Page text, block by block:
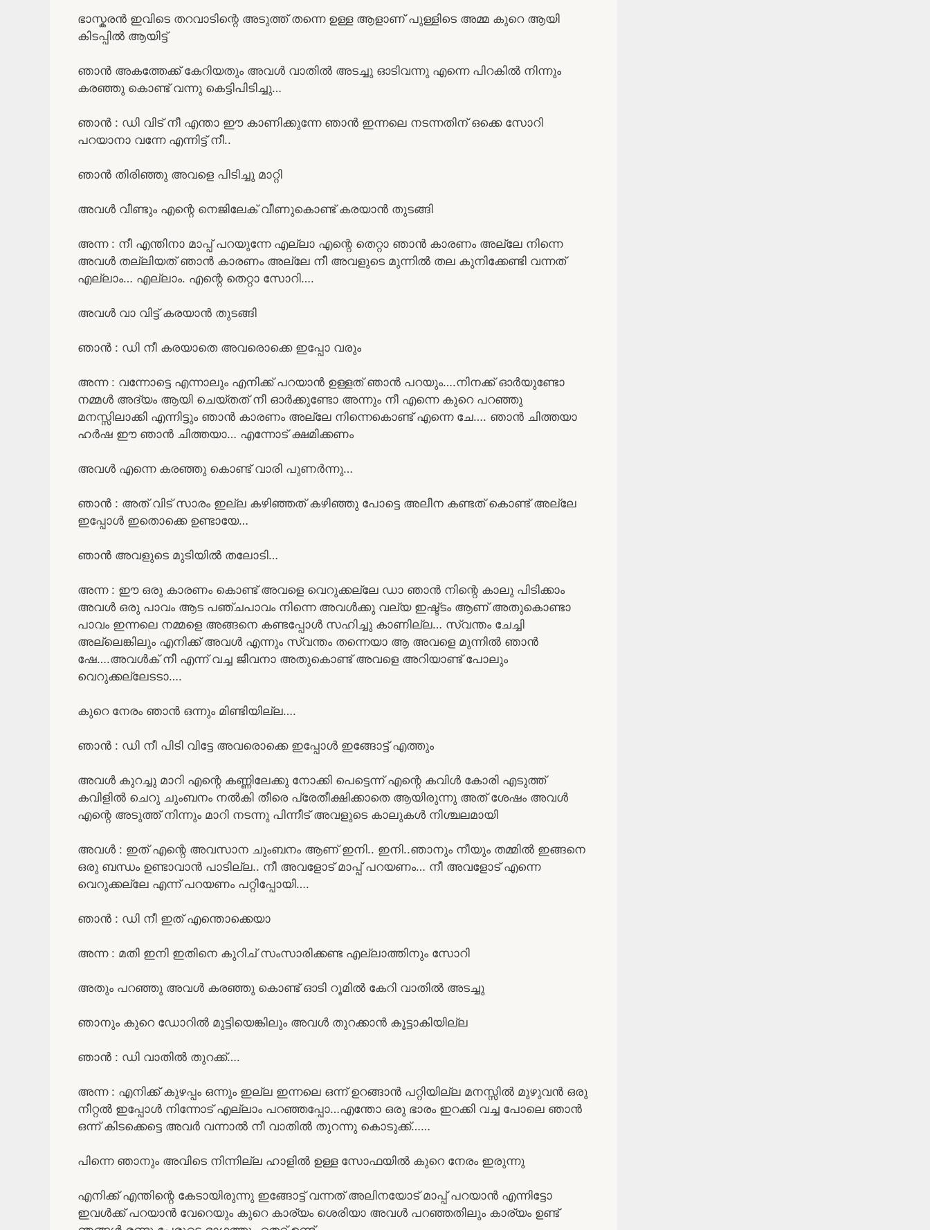
ഭാസ്കരൻ ഇവിടെ തറവാടിന്റെ അടുത്ത് തന്നെ ഉള്ള ആളാണ് പുള്ളിടെ അമ്മ കുറെ ആയി
കിടപ്പിൽ ആയിട്ട്
ഞാൻ അകത്തേക്ക് കേറിയതും അവൾ വാതിൽ അടച്ചു ഓടിവന്നു എന്നെ പിറകിൽ നിന്നും
കരഞ്ഞു കൊണ്ട് വന്നു കെട്ടിപിടിച്ചു…
ഞാൻ : ഡി വിട് നീ എന്താ ഈ കാണിക്കുന്നേ ഞാൻ ഇന്നലെ നടന്നതിന് ഒക്കെ സോറി
പറയാനാ വന്നേ എന്നിട്ട് നീ..
ഞാൻ തിരിഞ്ഞു അവളെ പിടിച്ചു മാറ്റി
അവൾ വീണ്ടും എന്റെ നെജിലേക് വീണുകൊണ്ട് കരയാൻ തുടങ്ങി
അന്ന : നീ എന്തിനാ മാപ്പ് പറയുന്നേ എല്ലാ എന്റെ തെറ്റാ ഞാൻ കാരണം അല്ലേ നിന്നെ
അവൾ തല്ലിയത് ഞാൻ കാരണം അല്ലേ നീ അവളുടെ മുന്നിൽ തല കുനിക്കേണ്ടി വന്നത്
എല്ലാം… എല്ലാം. എന്റെ തെറ്റാ സോറി….
അവൾ വാ വിട്ട് കരയാൻ തുടങ്ങി
ഞാൻ : ഡി നീ കരയാതെ അവരൊക്കെ ഇപ്പോ വരും
അന്ന : വന്നോട്ടെ എന്നാലും എനിക്ക് പറയാൻ ഉള്ളത് ഞാൻ പറയും….നിനക്ക് ഓർയുണ്ടോ
നമ്മൾ അദ്യം ആയി ചെയ്തത് നീ ഓർക്കുണ്ടോ അന്നും നീ എന്നെ കുറെ പറഞ്ഞു
മനസ്സിലാക്കി എന്നിട്ടും ഞാൻ കാരണം അല്ലേ നിന്നെകൊണ്ട് എന്നെ ചേ…. ഞാൻ ചിത്തയാ
ഹർഷ ഈ ഞാൻ ചിത്തയാ… എന്നോട് ക്ഷമിക്കണം
അവൾ എന്നെ കരഞ്ഞു കൊണ്ട് വാരി പുണർന്നു…
ഞാൻ : അത് വിട് സാരം ഇല്ല കഴിഞ്ഞത് കഴിഞ്ഞു പോട്ടെ അലീന കണ്ടത് കൊണ്ട് അല്ലേ
ഇപ്പോൾ ഇതൊക്കെ ഉണ്ടായേ…
ഞാൻ അവളുടെ മുടിയിൽ തലോടി…
അന്ന : ഈ ഒരു കാരണം കൊണ്ട് അവളെ വെറുക്കല്ലേ ഡാ ഞാൻ നിന്റെ കാലു പിടിക്കാം
അവൾ ഒരു പാവം ആട പഞ്ചപാവം നിന്നെ അവൾക്കു വല്യ ഇഷ്ട്ടം ആണ് അതുകൊണ്ടാ
പാവം ഇന്നലെ നമ്മളെ അങ്ങനെ കണ്ടപ്പോൾ സഹിച്ചു കാണില്ല… സ്വന്തം ചേച്ചി
അല്ലെങ്കിലും എനിക്ക് അവൾ എന്നും സ്വന്തം തന്നെയാ ആ അവളെ മുന്നിൽ ഞാൻ
ഷേ….അവൾക് നീ എന്ന് വച്ച ജീവനാ അതുകൊണ്ട് അവളെ അറിയാണ്ട് പോലും
വെറുക്കല്ലേടടാ….
കുറെ നേരം ഞാൻ ഒന്നും മിണ്ടിയില്ല….
ഞാൻ : ഡി നീ പിടി വിട്ടേ അവരൊക്കെ ഇപ്പോൾ ഇങ്ങോട്ട് എത്തും
അവൾ കുറച്ചു മാറി എന്റെ കണ്ണിലേക്കു നോക്കി പെട്ടെന്ന് എന്റെ കവിൾ കോരി എടുത്ത്
കവിളിൽ ചെറു ചുംബനം നൽകി തീരെ പ്രേതീക്ഷിക്കാതെ ആയിരുന്നു അത് ശേഷം അവൾ
എന്റെ അടുത്ത് നിന്നും മാറി നടന്നു പിന്നീട് അവളുടെ കാലുകൾ നിശ്ചലമായി
അവൾ : ഇത് എന്റെ അവസാന ചുംബനം ആണ് ഇനി.. ഇനി..ഞാനും നീയും തമ്മിൽ ഇങ്ങനെ
ഒരു ബന്ധം ഉണ്ടാവാൻ പാടില്ല.. നീ അവളോട് മാപ്പ് പറയണം… നീ അവളോട് എന്നെ
വെറുക്കല്ലേ എന്ന് പറയണം പറ്റിപ്പോയി….
ഞാൻ : ഡി നീ ഇത് എന്തൊക്കെയാ
അന്ന : മതി ഇനി ഇതിനെ കുറിച് സംസാരിക്കണ്ട എല്ലാത്തിനും സോറി
അതും പറഞ്ഞു അവൾ കരഞ്ഞു കൊണ്ട് ഓടി റൂമിൽ കേറി വാതിൽ അടച്ചു
ഞാനും കുറെ ഡോറിൽ മുട്ടിയെങ്കിലും അവൾ തുറക്കാൻ കൂട്ടാകിയില്ല
ഞാൻ : ഡി വാതിൽ തുറക്ക്….
അന്ന : എനിക്ക് കുഴപ്പം ഒന്നും ഇല്ല ഇന്നലെ ഒന്ന് ഉറങ്ങാൻ പറ്റിയില്ല മനസ്സിൽ മുഴുവൻ ഒരു
നീറ്റൽ ഇപ്പോൾ നിന്നോട് എല്ലാം പറഞ്ഞപ്പോ…എന്തോ ഒരു ഭാരം ഇറക്കി വച്ച പോലെ ഞാൻ
ഒന്ന് കിടക്കെട്ടെ അവർ വന്നാൽ നീ വാതിൽ തുറന്നു കൊടുക്ക്……
പിന്നെ ഞാനും അവിടെ നിന്നില്ല ഹാളിൽ ഉള്ള സോഫയിൽ കുറെ നേരം ഇരുന്നു
എനിക്ക് എന്തിന്റെ കേടായിരുന്നു ഇങ്ങോട്ട് വന്നത് അലിനയോട് മാപ്പ് പറയാൻ എന്നിട്ടോ
ഇവൾക്ക് പറയാൻ വേറെയും കുറെ കാര്യം ശെരിയാ അവൾ പറഞ്ഞതിലും കാര്യം ഉണ്ട്